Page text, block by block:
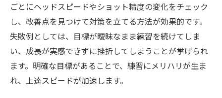
ごとにヘッドスピードやショット精度の変化をチェック
し、改善点を見つけて対策を立てる方法が効果的です。
失敗例としては、目標が曖昧なまま練習を続けてしま
い、成長が実感できずに挫折してしまうことが挙げられ
ます。明確な目標があることで、練習にメリハリが生ま
れ、上達スピードが加速します。